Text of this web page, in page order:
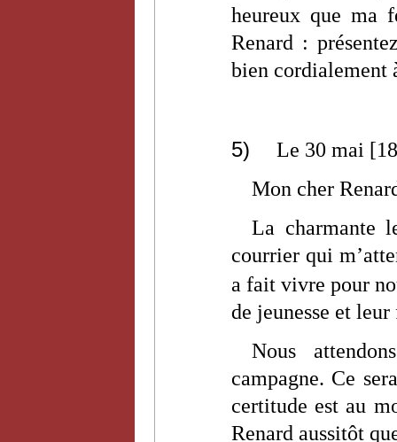
heureux que ma
Renard :
bien cordialement
5)
Le 30 mai
Mon cher
La charmante
courrier qui
a fait vivre pour
de jeunesse et
Nous
campagne. Ce
certitude est au
Renard aussitôt